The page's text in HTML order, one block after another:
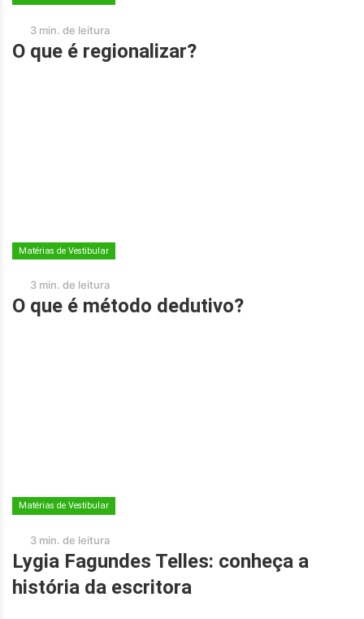
3 min. de leitura
O que é regionalizar?
Matérias de Vestibular
3 min. de leitura
O que é método dedutivo?
Matérias de Vestibular
3 min. de leitura
Lygia Fagundes Telles: conheça a
história da escritora